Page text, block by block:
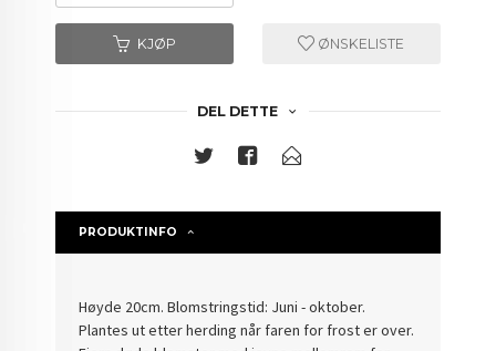
KJØP ØNSKELISTE
DEL DETTE
PRODUKTINFO
Høyde 20cm. Blomstringstid: Juni - oktober.
Plantes ut etter herding når faren for frost er over.